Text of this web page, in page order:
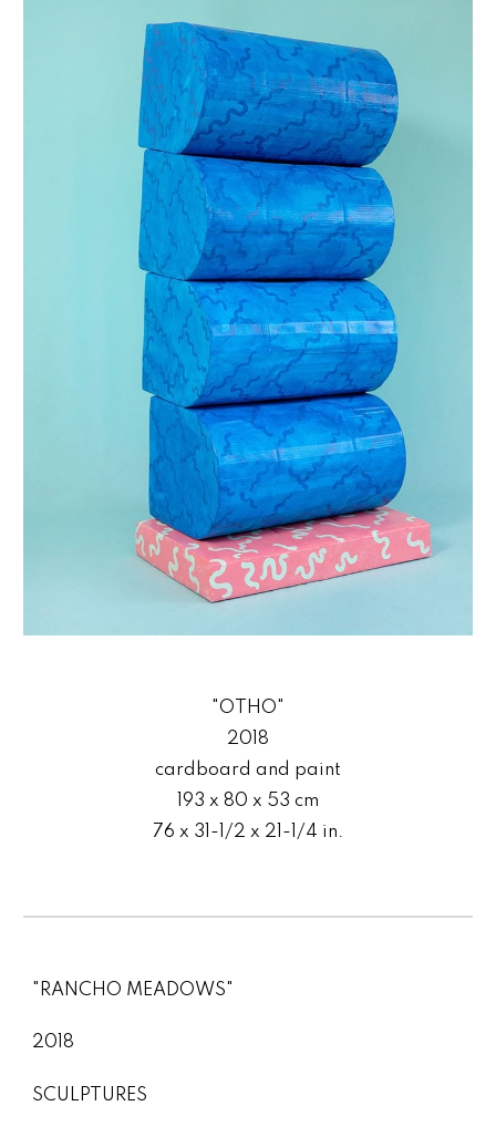
"OTHO"
2018
cardboard and paint
193 x 80 x 53 cm
76 x 31-1/2 x 21-1/4 in.
"RANCHO MEADOWS"
2018
SCULPTURES